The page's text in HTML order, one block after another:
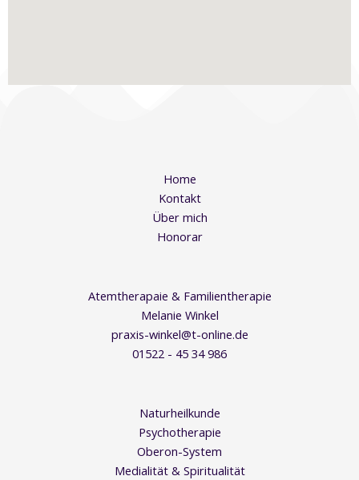
Home
Kontakt
Über mich
Honorar
Atemtherapaie & Familientherapie
Melanie Winkel
praxis-winkel@t-online.de
01522 - 45 34 986
Naturheilkunde
Psychotherapie
Oberon-System
Medialität & Spiritualität